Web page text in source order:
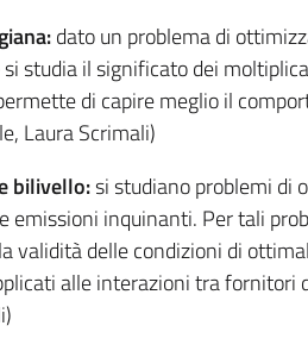
dato un problema di
studia il significato dei
di capire meglio il
Laura Scrimali)
bilivello:si studiano problemi di
emissioni inquinanti. Per tali
validità delle condizioni di
alle interazioni tra